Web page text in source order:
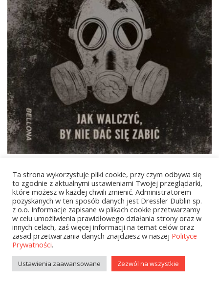
Alfabet wojny
1 2 … 6 NEXT
Ta strona wykorzystuje pliki cookie, przy czym odbywa się
to zgodnie z aktualnymi ustawieniami Twojej przeglądarki,
które możesz w każdej chwili zmienić. Administratorem
pozyskanych w ten sposób danych jest Dressler Dublin sp.
z o.o. Informacje zapisane w plikach cookie przetwarzamy
w celu umożliwienia prawidłowego działania strony oraz w
innych celach, zaś więcej informacji na temat celów oraz
zasad przetwarzania danych znajdziesz w naszej Polityce
Prywatności.
Ustawienia zaawansowane Zezwól na wszystkie